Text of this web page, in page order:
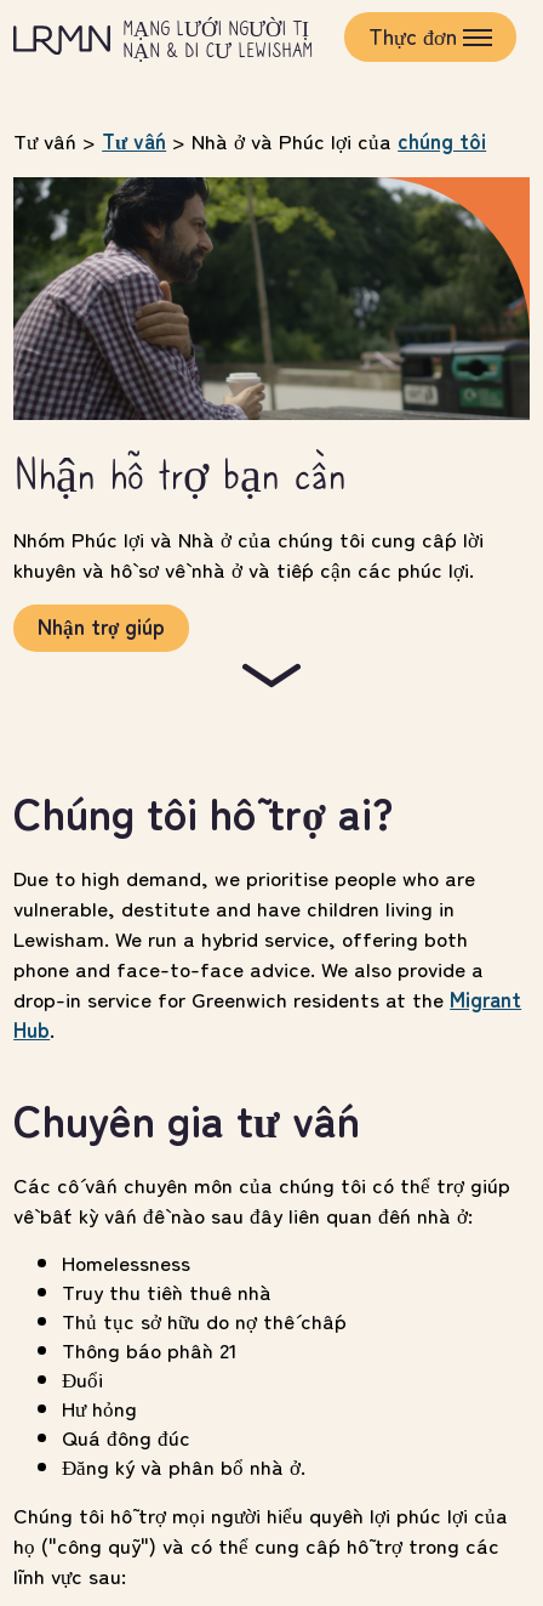
qua
và
dung
chính
MẠNG LƯỚI NGƯỜI TỊ
NẠN & DI CƯ LEWISHAM
Thực đơn
Tư vấn > Tư vấn > Nhà ở và Phúc lợi của chúng tôi
Nhận hỗ trợ bạn cần
Nhóm Phúc lợi và Nhà ở của chúng tôi cung cấp lời
khuyên và hồ sơ về nhà ở và tiếp cận các phúc lợi.
Nhận trợ giúp
Chúng tôi hỗ trợ ai?
Due to high demand, we prioritise people who are
vulnerable, destitute and have children living in
Lewisham. We run a hybrid service, offering both
phone and face-to-face advice. We also provide a
drop-in service for Greenwich residents at the Migrant
Hub.
Chuyên gia tư vấn
Các cố vấn chuyên môn của chúng tôi có thể trợ giúp
về bất kỳ vấn đề nào sau đây liên quan đến nhà ở:
Homelessness
Truy thu tiền thuê nhà
Thủ tục sở hữu do nợ thế chấp
Thông báo phần 21
Đuổi
Hư hỏng
Quá đông đúc
Đăng ký và phân bổ nhà ở.
Chúng tôi hỗ trợ mọi người hiểu quyền lợi phúc lợi của
họ ("công quỹ") và có thể cung cấp hỗ trợ trong các
lĩnh vực sau: